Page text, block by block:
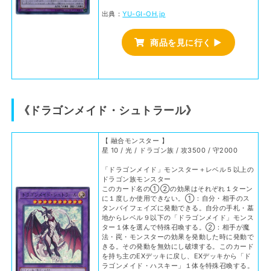
出典：YU-GI-OH.jp
商品を見に行く ▶
《ドラゴンメイド・シュトラール》
【 融合モンスター 】
星 10 / 光 / ドラゴン族 / 攻3500 / 守2000
「ドラゴンメイド」モンスター＋レベル５以上の
ドラゴン族モンスター
このカード名の①②の効果はそれぞれ１ターン
に１度しか使用できない。①：自分・相手のス
タンバイフェイズに発動できる。自分の手札・墓
地からレベル９以下の「ドラゴンメイド」モンス
ター１体を選んで特殊召喚する。②：相手が魔
法・罠・モンスターの効果を発動した時に発動で
きる。その発動を無効にし破壊する。このカード
を持ち主のEXデッキに戻し、EXデッキから「ド
ラゴンメイド・ハスキー」１体を特殊召喚する。